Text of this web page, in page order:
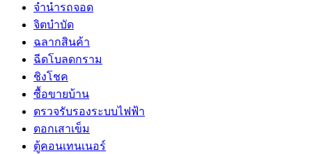
จำนำรถจอด
จิตบำบัด
ฉลากสินค้า
ฉีดโบลดกราม
ชิงโชค
ซื้อขายบ้าน
ตรวจรับรองระบบไฟฟ้า
ตอกเสาเข็ม
ตู้คอนเทนเนอร์